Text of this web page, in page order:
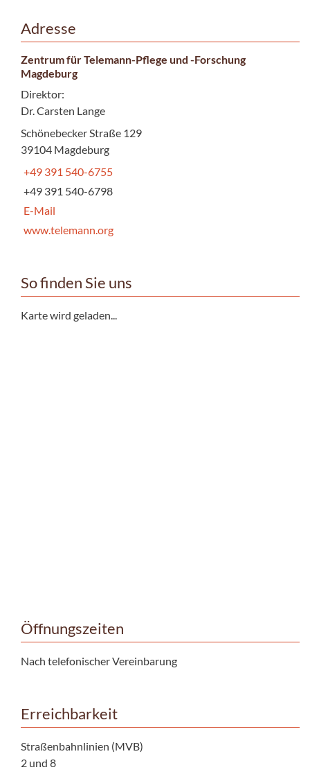
Adresse
Zentrum für Telemann-Pflege und -Forschung
Magdeburg
Direktor:
Dr. Carsten Lange
Schönebecker Straße 129
39104 Magdeburg
+49 391 540-6755
+49 391 540-6798
E-Mail
www.telemann.org
So finden Sie uns
Karte wird geladen...
Öffnungszeiten
Nach telefonischer Vereinbarung
Erreichbarkeit
Straßenbahnlinien (MVB)
2 und 8